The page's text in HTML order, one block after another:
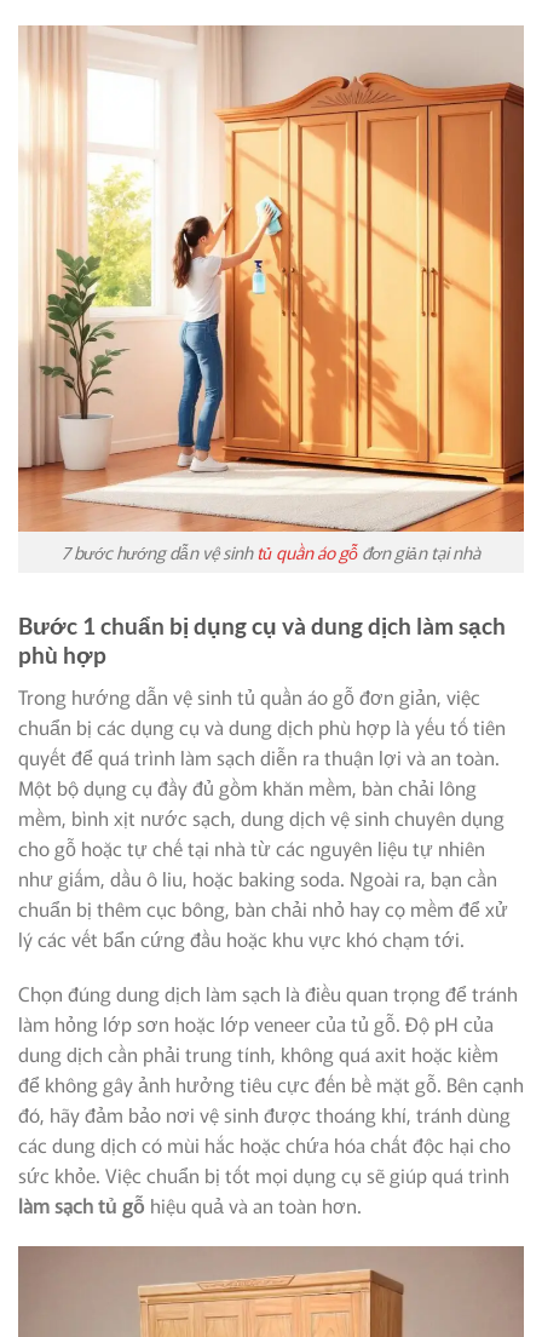
7 bước hướng dẫn vệ sinhtủ quần áo gỗđơn giản tại nhà
Bước 1 chuẩn bị dụng cụ và dung dịch làm sạch
phù hợp
Trong hướng dẫn vệ sinh tủ quần áo gỗ đơn giản, việc
chuẩn bị các dụng cụ và dung dịch phù hợp là yếu tố tiên
quyết để quá trình làm sạch diễn ra thuận lợi và an toàn.
Một bộ dụng cụ đầy đủ gồm khăn mềm, bàn chải lông
mềm, bình xịt nước sạch, dung dịch vệ sinh chuyên dụng
cho gỗ hoặc tự chế tại nhà từ các nguyên liệu tự nhiên
như giấm, dầu ô liu, hoặc baking soda. Ngoài ra, bạn cần
chuẩn bị thêm cục bông, bàn chải nhỏ hay cọ mềm để xử
lý các vết bẩn cứng đầu hoặc khu vực khó chạm tới.
Chọn đúng dung dịch làm sạch là điều quan trọng để tránh
làm hỏng lớp sơn hoặc lớp veneer của tủ gỗ. Độ pH của
dung dịch cần phải trung tính, không quá axit hoặc kiềm
để không gây ảnh hưởng tiêu cực đến bề mặt gỗ. Bên cạnh
đó, hãy đảm bảo nơi vệ sinh được thoáng khí, tránh dùng
các dung dịch có mùi hắc hoặc chứa hóa chất độc hại cho
sức khỏe. Việc chuẩn bị tốt mọi dụng cụ sẽ giúp quá trình
làm sạch tủ gỗ hiệu quả và an toàn hơn.